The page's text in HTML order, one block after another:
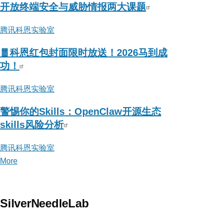
开放终端安全与威胁情报两大课题
腾讯科恩实验室
🧧科恩红包封面限时放送！2026马到成
功！
腾讯科恩实验室
警惕你的Skills：OpenClaw开源生态
skills风险分析
腾讯科恩实验室
More
讯
SilverNeedleLab